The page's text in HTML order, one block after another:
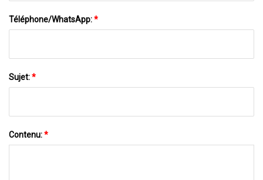
Téléphone/WhatsApp:*
Sujet:*
Contenu:*